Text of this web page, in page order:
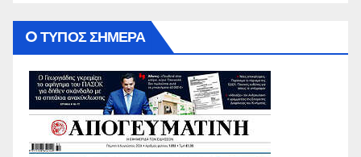
O ΤΥΠΟΣ ΣΗΜΕΡΑ